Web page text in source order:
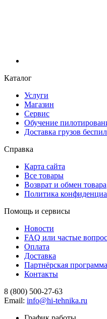
Каталог
Услуги
Магазин
Сервис
Обучение
Доставка грузов
Справка
Карта сайта
Все товары
Возврат и обмен товара
Политика
Помощь и сервисы
Новости
FAQ или частые
Оплата
Доставка
Партнёрская программа
Контакты
8 (800) 500-27-63
Email: info@hi-tehnika.ru